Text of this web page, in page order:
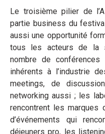
Le troisième pilier de
partie business du
aussi une opportunité
tous les acteurs de la
nombre de
inhérents à l’industrie
meetings, de
networking aussi ; les
rencontrent les marques
d’événements qui
déjeuners pro, les